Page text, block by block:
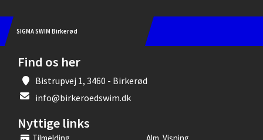
SIGMA SWIM Birkerød
Find os her
Bistrupvej 1, 3460 - Birkerød
info@birkeroedswim.dk
Nyttige links